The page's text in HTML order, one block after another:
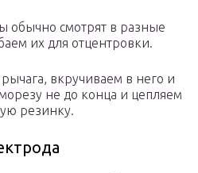
обычно смотрят в разные
их для отцентровки.
вкручиваем в него и
не до конца и цепляем
резинку.